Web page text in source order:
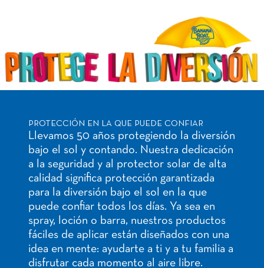
PROTECCIÓN EN LA QUE PUEDE CONFIAR
Llevamos 50 años protegiendo la diversión
bajo el sol y contando. Nuestra dedicación
a la seguridad y al protector solar de alta
calidad significa protección garantizada
para la diversión bajo el sol en la que
puede confiar todos los días. Ya sea en
spray, loción o barra, nuestros productos
fáciles de aplicar están diseñados con una
idea en mente: ayudarte a ti y a tu familia a
disfrutar cada momento al aire libre.